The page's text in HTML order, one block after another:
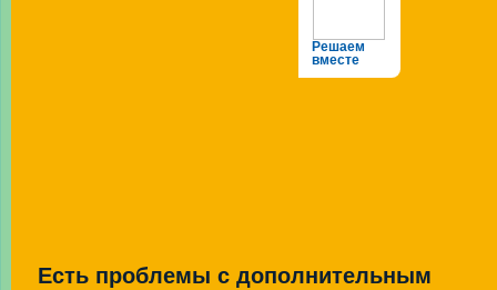
Решаем
вместе
Есть проблемы с дополнительным